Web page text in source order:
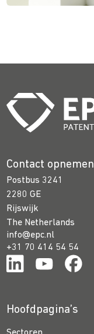
Contact opnemen
Postbus 3241
2280 GE
Rijswijk
The Netherlands
info@epc.nl
+31 70 414 54 54
Hoofdpagina’s